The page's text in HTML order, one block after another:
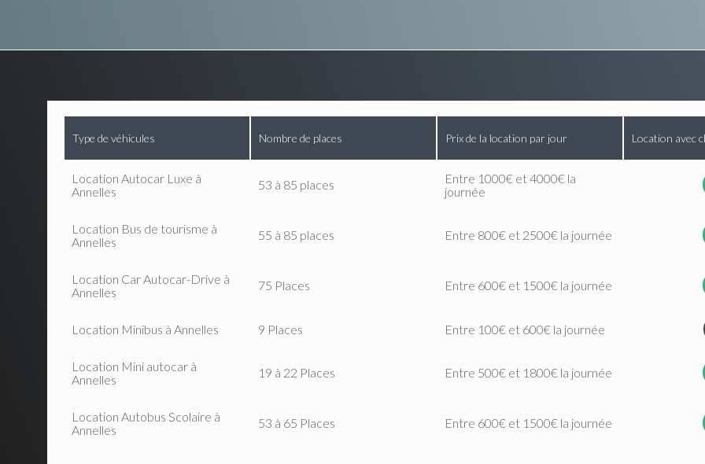
Type de véhicules Nombre de places Prix de la location par jour Location avec
Location Autocar Luxe à
Annelles
53 à 85 places
Entre 1000€ et 4000€ la
journée
Location Bus de tourisme à
Annelles
55 à 85 places Entre 800€ et 2500€ la journée
Location Car Autocar-Drive à
Annelles
75 Places Entre 600€ et 1500€ la journée
Location Minibus à Annelles 9 Places Entre 100€ et 600€ la journée
Location Mini autocar à
Annelles
19 à 22 Places Entre 500€ et 1800€ la journée
Location Autobus Scolaire à
Annelles
53 à 65 Places Entre 600€ et 1500€ la journée